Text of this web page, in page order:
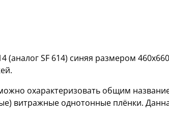
(аналог SF 614) синяя размером
охарактеризовать общим
витражные однотонные плёнки.